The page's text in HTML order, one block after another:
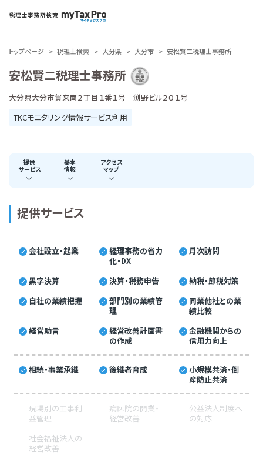
トップページ 税理士検索 大分県 大分市 安松賢二税理士事務所
安松賢二税理士事務所
大分県大分市賀来南２丁目１番１号 渕野ビル２０１号
TKCモニタリング情報サービス利用
提供
サービス
基本
情報
アクセス
マップ
提供サービス
会社設立・起業
経理事務の省力
化・DX
月次訪問
黒字決算 決算・税務申告
納税・節税対策
自社の業績把握
部門別の業績管
理
同業他社との業
績比較
経営助言
経営改善計画書
の作成
金融機関からの
信用力向上
相続・事業承継 後継者育成
小規模共済・倒
産防止共済
現場別の工事利
益管理
病医院の開業・
経営改善
公益法人制度へ
の対応
社会福祉法人の
経営改善